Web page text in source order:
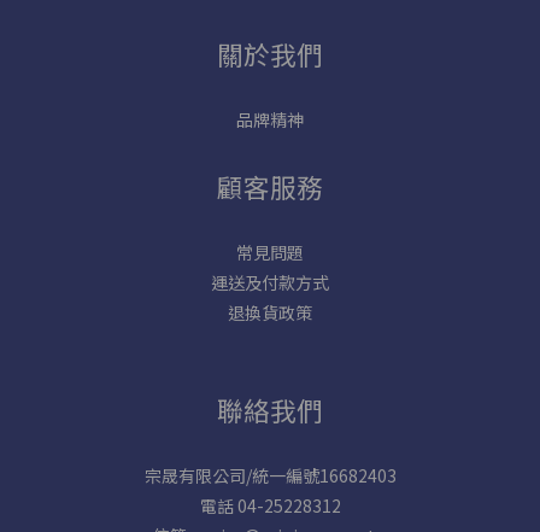
關於我們
品牌精神
顧客服務
常見問題
運送及付款方式
退換貨政策
聯絡我們
宗晟有限公司/統一編號16682403
電話 04-25228312